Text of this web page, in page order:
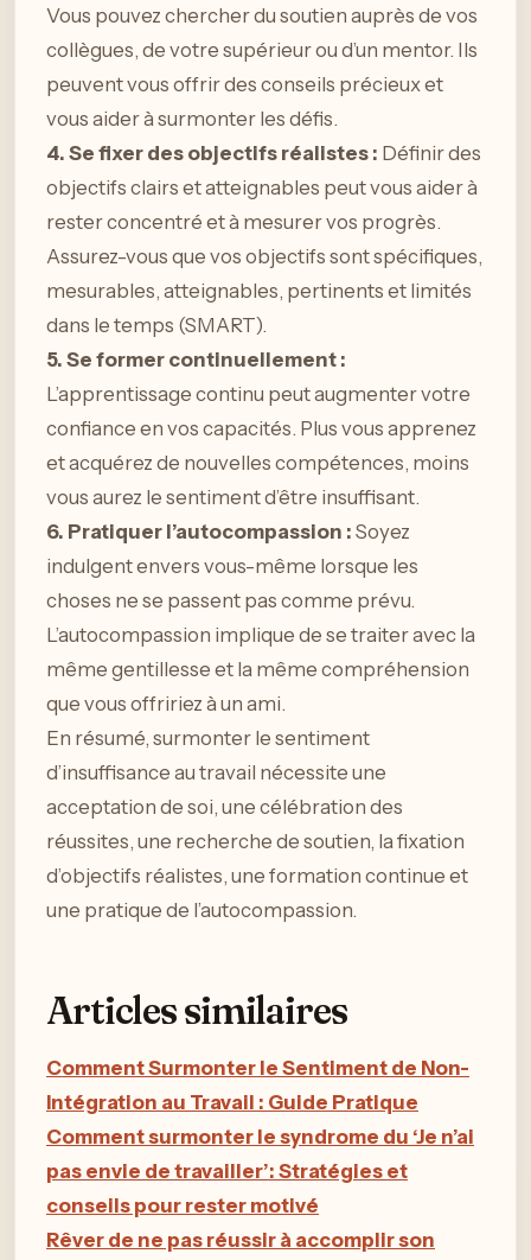
Vous pouvez chercher du soutien auprès de vos
collègues, de votre supérieur ou d’un mentor. Ils
peuvent vous offrir des conseils précieux et
vous aider à surmonter les défis.
4. Se fixer des objectifs réalistes : Définir des
objectifs clairs et atteignables peut vous aider à
rester concentré et à mesurer vos progrès.
Assurez-vous que vos objectifs sont spécifiques,
mesurables, atteignables, pertinents et limités
dans le temps (SMART).
5. Se former continuellement :
L’apprentissage continu peut augmenter votre
confiance en vos capacités. Plus vous apprenez
et acquérez de nouvelles compétences, moins
vous aurez le sentiment d’être insuffisant.
6. Pratiquer l’autocompassion : Soyez
indulgent envers vous-même lorsque les
choses ne se passent pas comme prévu.
L’autocompassion implique de se traiter avec la
même gentillesse et la même compréhension
que vous offririez à un ami.
En résumé, surmonter le sentiment
d’insuffisance au travail nécessite une
acceptation de soi, une célébration des
réussites, une recherche de soutien, la fixation
d’objectifs réalistes, une formation continue et
une pratique de l’autocompassion.
Articles similaires
Comment Surmonter le Sentiment de Non-
Intégration au Travail : Guide Pratique
Comment surmonter le syndrome du ‘Je n’ai
pas envie de travailler’: Stratégies et
conseils pour rester motivé
Rêver de ne pas réussir à accomplir son